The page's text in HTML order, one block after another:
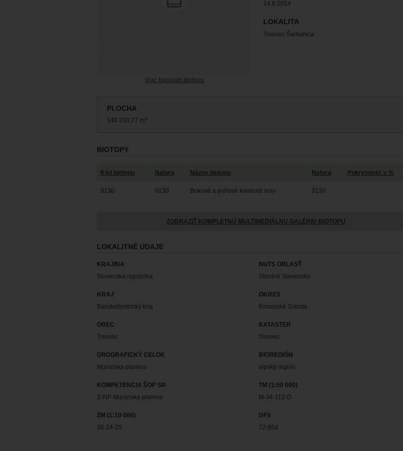
Viac fotografii biotopu
14.8.2014
LOKALITA
Tisovec-Šarkanica
PLOCHA
148 238,77 m2
BIOTOPY
Kód biotopu Natura Názov biotopu Natura Pokryvnosť v %
9130 9130 Bukové a jedľové kvetnaté lesy 9130
ZOBRAZIŤ KOMPLETNÚ MULTIMEDIÁLNU GALÉRIU BIOTOPU
LOKALITNÉ ÚDAJE
KRAJINA
Slovenská republika
NUTS OBLASŤ
Stredné Slovensko
KRAJ
Banskobystrický kraj
OKRES
Rimavská Sobota
OBEC
Tisovec
KATASTER
Tisovec
OROGRAFICKÝ CELOK
Muranska planina
BIOREGIÓN
alpský región
KOMPETENCIA ŠOP SR
S-NP Muránska planina
TM (1:50 000)
M-34-112-D
ZM (1:10 000)
36-24-25
DFS
72-85d